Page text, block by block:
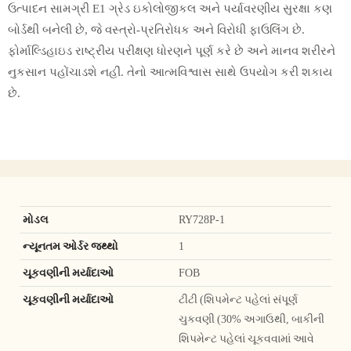
ઉત્પાદન સામગ્રી E1 ગ્રેડ ઇકોલોજીકલ અને પર્યાવરણીય સુરક્ષા કણ
બોર્ડથી બનેલી છે, જે વસ્ત્રો-પ્રતિરોધક અને વિરોધી ફાઉલિંગ છે.
ફોર્માલ્ડિહાઇડ રાષ્ટ્રીય પરીક્ષણ ધોરણને પૂર્ણ કરે છે અને માનવ શરીરને
નુકસાન પહોંચાડશે નહીં. તેનો આત્મવિશ્વાસ સાથે ઉપયોગ કરી શકાય
છે.
મોડલ RY728P-1
ન્યૂનતમ ઓર્ડર જથ્થો 1
ચૂકવણીની મર્યાદાઓ FOB
ચૂકવણીની મર્યાદાઓ
ટીટી (શિપમેન્ટ પહેલાં સંપૂર્ણ
ચુકવણી (30% અગાઉથી, બાકીની
શિપમેન્ટ પહેલાં ચૂકવવામાં આવે